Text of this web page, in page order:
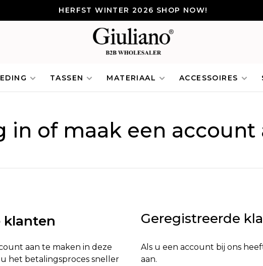
HERFST WINTER 2026 SHOP NOW!
TASSEN MATERIAAL ACCESSOIRES
in of maak een account
klanten
aan te maken in deze
het betalingsproces sneller
Geregistreerde
Als u een account bij ons
aan.